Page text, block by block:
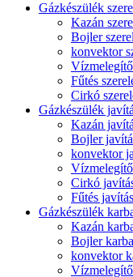
Gázkészülék
Kazán
Bojler
konvektor
Fűtés
Cirkó
Gázkészülék
Kazán
Bojler
konvektor
Cirkó
Fűtés javítás
Gázkészülék
Kazán
Bojler
konvektor